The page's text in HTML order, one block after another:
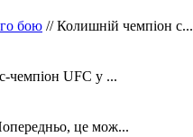
бою // Колишній чемпіон с...
чемпіон UFC у ...
це мож...